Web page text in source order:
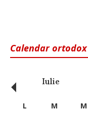
Calendar ortodox
Iulie
‹ L M M